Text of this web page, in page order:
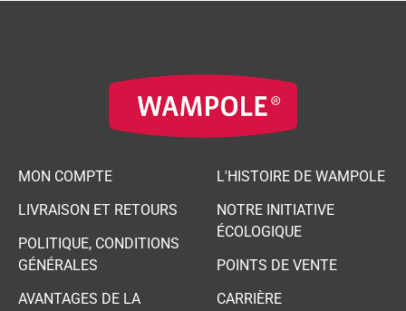
MON COMPTE
LIVRAISON ET RETOURS
POLITIQUE, CONDITIONS
GÉNÉRALES
AVANTAGES DE LA
L'HISTOIRE DE WAMPOLE
NOTRE INITIATIVE
ÉCOLOGIQUE
POINTS DE VENTE
CARRIÈRE